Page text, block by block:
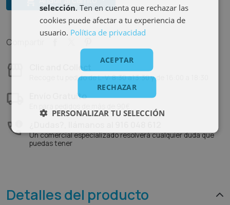
Compartir
Clic and Collect
Recoge tu pedido de L-V: 8:30 a13:30 y de 16:00 a 18:30
Envío Gratuito
Un comercial especializado resolverá cualquier duda que
puedas tener
Detalles del producto
selección. Ten en cuenta que rechazar las
cookies puede afectar a tu experiencia de
usuario. Política de privacidad
ACEPTAR
RECHAZAR
PERSONALIZAR TU SELECCIÓN